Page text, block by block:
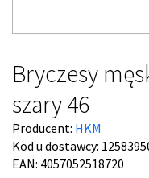
Bryczesy
szary 46
Producent: HKM
Kod u dostawcy:
EAN: 4057052518720